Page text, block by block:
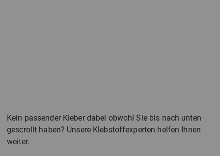
Kein passender Kleber dabei obwohl Sie bis nach unten
gescrollt haben? Unsere Klebstoffexperten helfen Ihnen
weiter.